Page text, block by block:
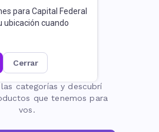
para Capital Federal
ubicación cuando
cerrar
no existe
categorías y descubrí
que tenemos para
vos.